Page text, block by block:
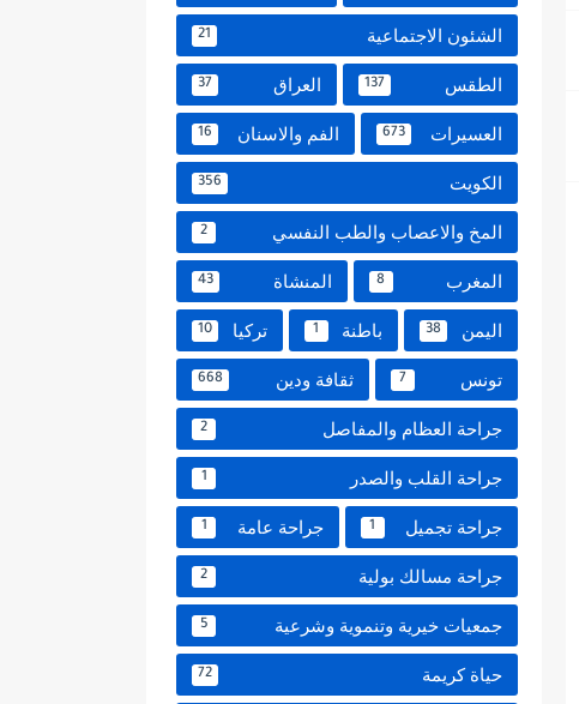
الشئون الاجتماعية 21
الطقس 137 العراق 37
العسيرات 673 الفم والاسنان 16
الكويت 356
المخ والاعصاب والطب النفسي 2
المغرب 8 المنشاة 43
اليمن 38 باطنة 1 تركيا 10
تونس 7 ثقافة ودين 668
جراحة العظام والمفاصل 2
جراحة القلب والصدر 1
جراحة تجميل 1 جراحة عامة 1
جراحة مسالك بولية 2
جمعيات خيرية وتنموية وشرعية 5
حياة كريمة 72